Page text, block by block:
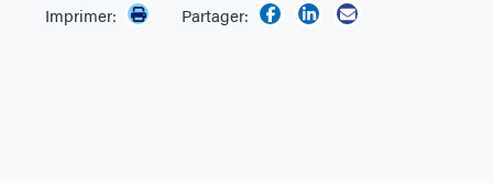
Imprimer: Partager: